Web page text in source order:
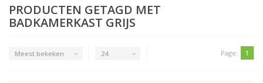
PRODUCTEN GETAGD MET
BADKAMERKAST GRIJS
Meest bekeken 24 Page: 1